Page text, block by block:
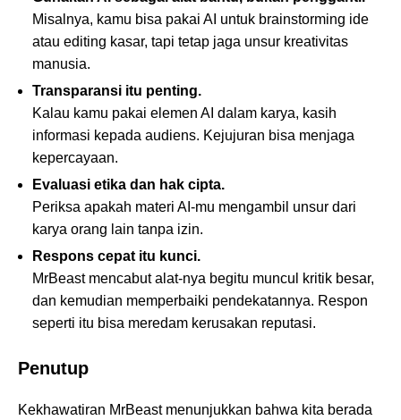
Misalnya, kamu bisa pakai AI untuk brainstorming ide
atau editing kasar, tapi tetap jaga unsur kreativitas
manusia.
Transparansi itu penting.
Kalau kamu pakai elemen AI dalam karya, kasih
informasi kepada audiens. Kejujuran bisa menjaga
kepercayaan.
Evaluasi etika dan hak cipta.
Periksa apakah materi AI-mu mengambil unsur dari
karya orang lain tanpa izin.
Respons cepat itu kunci.
MrBeast mencabut alat-nya begitu muncul kritik besar,
dan kemudian memperbaiki pendekatannya. Respon
seperti itu bisa meredam kerusakan reputasi.
Penutup
Kekhawatiran MrBeast menunjukkan bahwa kita berada